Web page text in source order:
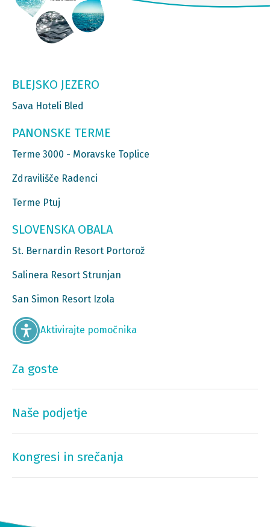
BLEJSKO JEZERO
Sava Hoteli Bled
PANONSKE TERME
Terme 3000 - Moravske Toplice
Zdravilišče Radenci
Terme Ptuj
SLOVENSKA OBALA
St. Bernardin Resort Portorož
Salinera Resort Strunjan
San Simon Resort Izola
Aktivirajte pomočnika
Za goste
Naše podjetje
Kongresi in srečanja